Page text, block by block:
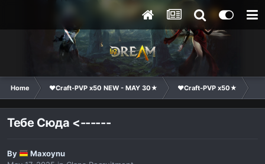
Home ❤Craft-PVP x50 NEW - MAY 30★ ❤Craft-PVP x50★
Тебе Сюда <------
By
Maxoynu